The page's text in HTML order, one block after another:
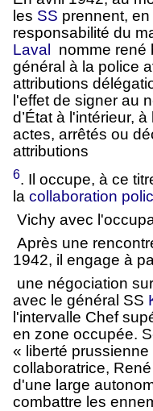
les SS prennent,
responsabilité du
Laval nomme rené
général à la police
attributions
l'effet de signer au
d’État à l'intérieur,
actes, arrêtés ou
attributions
6. Il occupe, à ce
la collaboration
Vichy avec
Après une
1942, il engage à
une négociation
avec le général SS
l'intervalle Chef
en zone occupée.
« liberté
collaboratrice,
d'une large
combattre les